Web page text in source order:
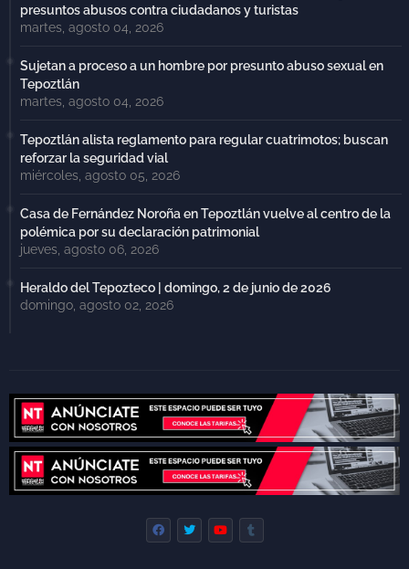
presuntos abusos contra ciudadanos y turistas
martes, agosto 04, 2026
Sujetan a proceso a un hombre por presunto abuso sexual en
Tepoztlán
martes, agosto 04, 2026
Tepoztlán alista reglamento para regular cuatrimotos; buscan
reforzar la seguridad vial
miércoles, agosto 05, 2026
Casa de Fernández Noroña en Tepoztlán vuelve al centro de la
polémica por su declaración patrimonial
jueves, agosto 06, 2026
Heraldo del Tepozteco | domingo, 2 de junio de 2026
domingo, agosto 02, 2026